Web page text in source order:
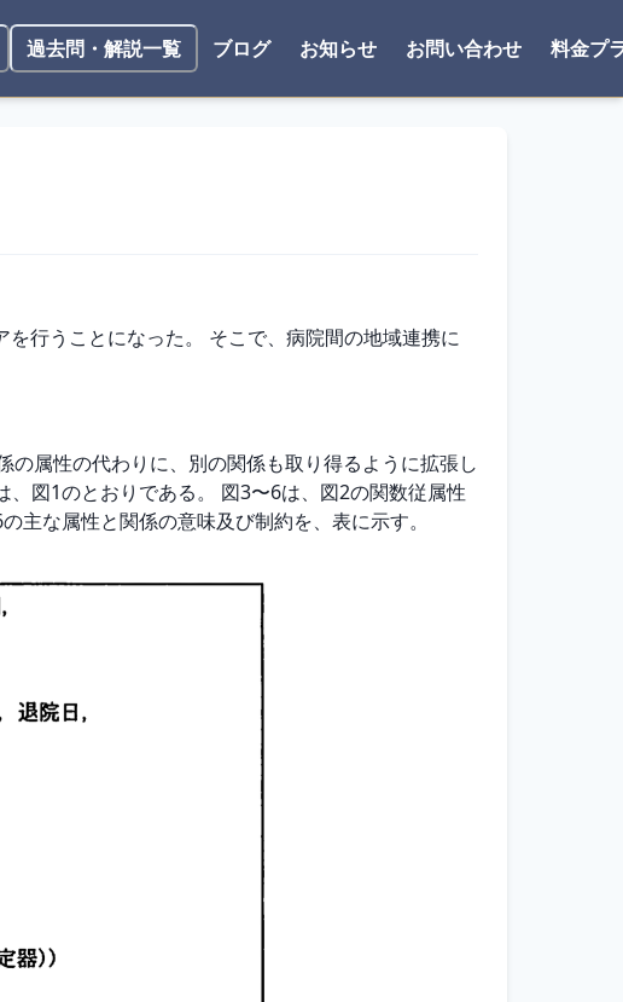
過去問・解説一覧 ブログ お知らせ お問い合わせ 料金プ
行うことになった。 そこで、病院間の地域連携に
属性の代わりに、別の関係も取り得るように拡張し
図1のとおりである。 図3〜6は、図2の関数従属性
主な属性と関係の意味及び制約を、表に示す。